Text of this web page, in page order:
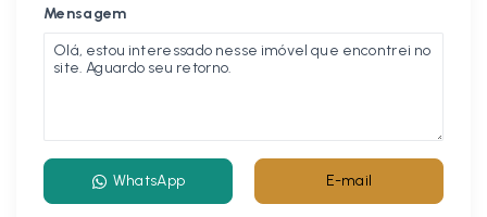
Mensagem
WhatsApp E-mail